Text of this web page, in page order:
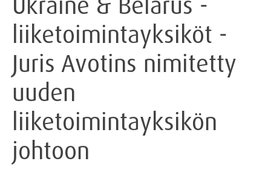
liiketoimintayksiköt -
Juris Avotins nimitetty
uuden
liiketoimintayksikön
johtoon